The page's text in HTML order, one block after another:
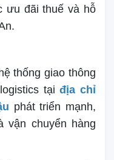
ưu đãi thuế và hỗ
thống giao thông
tạiđịa chỉ
phát triển mạnh,
vận chuyển hàng